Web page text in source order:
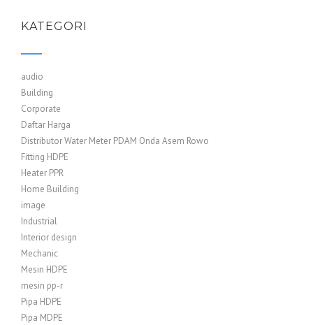
KATEGORI
audio
Building
Corporate
Daftar Harga
Distributor Water Meter PDAM Onda Asem Rowo
Fitting HDPE
Heater PPR
Home Building
image
Industrial
Interior design
Mechanic
Mesin HDPE
mesin pp-r
Pipa HDPE
Pipa MDPE